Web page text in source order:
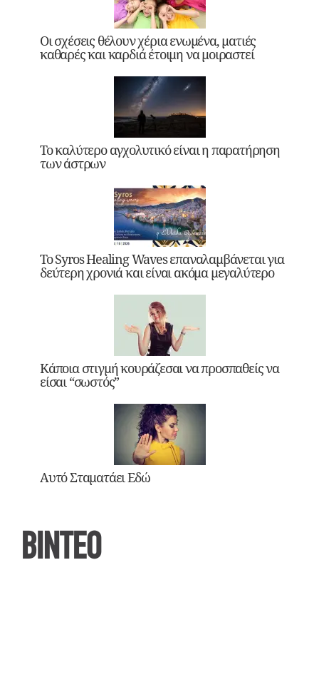
Οι σχέσεις θέλουν χέρια ενωμένα, ματιές
καθαρές και καρδιά έτοιμη να μοιραστεί
Το καλύτερο αγχολυτικό είναι η παρατήρηση
των άστρων
Το Syros Healing Waves επαναλαμβάνεται για
δεύτερη χρονιά και είναι ακόμα μεγαλύτερο
Κάποια στιγμή κουράζεσαι να προσπαθείς να
είσαι “σωστός”
Αυτό Σταματάει Εδώ
ΒΙΝΤΕΟ